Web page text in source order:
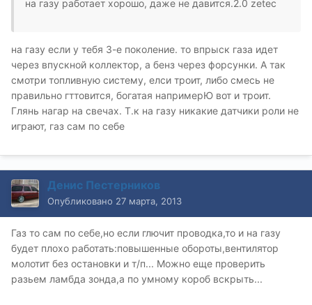
на газу работает хорошо, даже не давится.2.0 zetec
на газу если у тебя 3-е поколение. то впрыск газа идет
через впускной коллектор, а бенз через форсунки. А так
смотри топливную систему, елси троит, либо смесь не
правильно гттовится, богатая напримерЮ вот и троит.
Глянь нагар на свечах. Т.к на газу никакие датчики роли не
играют, газ сам по себе
Денис Пестерников
Опубликовано 27 марта, 2013
Газ то сам по себе,но если глючит проводка,то и на газу
будет плохо работать:повышенные обороты,вентилятор
молотит без остановки и т/п... Можно еще проверить
разьем ламбда зонда,а по умному короб вскрыть...